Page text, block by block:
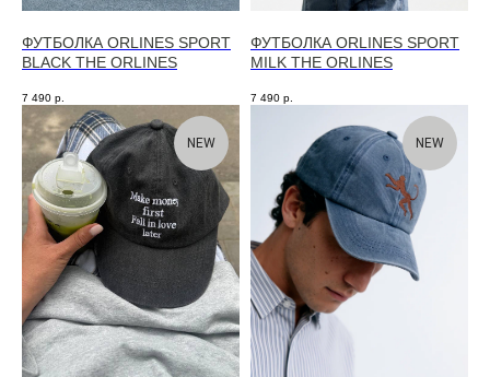
ФУТБОЛКА ORLINES SPORT
BLACK THE ORLINES
7 490 р.
ФУТБОЛКА ORLINES SPORT
MILK THE ORLINES
7 490 р.
NEW NEW